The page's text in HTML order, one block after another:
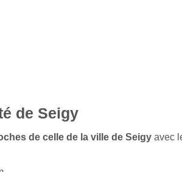
de Seigy
de celle de la ville de Seigy avec